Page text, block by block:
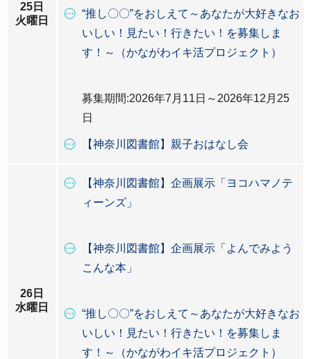
25日
火曜日
“推し〇〇”をおしえて～あなたが大好きなお
いしい！見たい！行きたい！を募集しま
す！～（かながわイキ活プロジェクト）
募集期間:2026年7月11日～2026年12月25
日
【神奈川図書館】親子おはなし会
26日
水曜日
【神奈川図書館】企画展示「ヨコハマノテ
ィーンズ」
【神奈川図書館】企画展示「よんでみよう
こんな本」
“推し〇〇”をおしえて～あなたが大好きなお
いしい！見たい！行きたい！を募集しま
す！～（かながわイキ活プロジェクト）